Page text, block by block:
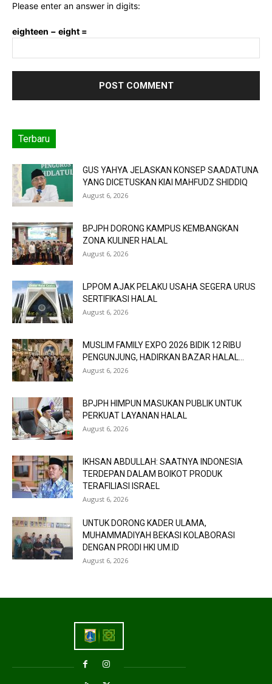
Please enter an answer in digits:
eighteen − eight =
Terbaru
GUS YAHYA JELASKAN KONSEP SAADATUNA
YANG DICETUSKAN KIAI MAHFUDZ SHIDDIQ
August 6, 2026
BPJPH DORONG KAMPUS KEMBANGKAN
ZONA KULINER HALAL
August 6, 2026
LPPOM AJAK PELAKU USAHA SEGERA URUS
SERTIFIKASI HALAL
August 6, 2026
MUSLIM FAMILY EXPO 2026 BIDIK 12 RIBU
PENGUNJUNG, HADIRKAN BAZAR HALAL...
August 6, 2026
BPJPH HIMPUN MASUKAN PUBLIK UNTUK
PERKUAT LAYANAN HALAL
August 6, 2026
IKHSAN ABDULLAH: SAATNYA INDONESIA
TERDEPAN DALAM BOIKOT PRODUK
TERAFILIASI ISRAEL
August 6, 2026
UNTUK DORONG KADER ULAMA,
MUHAMMADIYAH BEKASI KOLABORASI
DENGAN PRODI HKI UM.ID
August 6, 2026